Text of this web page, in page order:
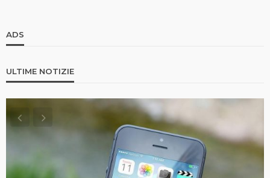
ADS
ULTIME NOTIZIE